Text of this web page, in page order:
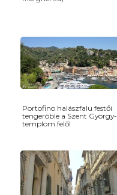
Portofino halászfalu festői
tengeröble a Szent György-
templom felől